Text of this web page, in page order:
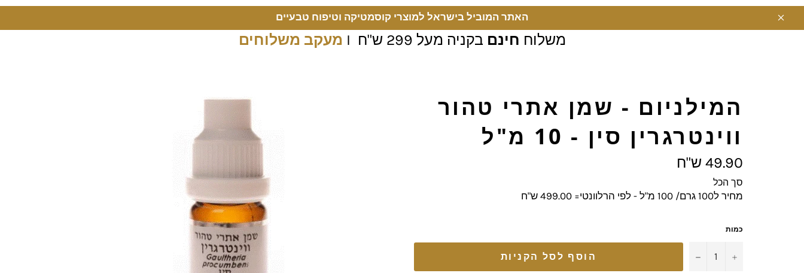
האתר המוביל בישראל למוצרי קוסמטיקה וטיפוח טבעיים
משלוח חינם בקניה מעל 299 ש"ח I מעקב משלוחים
המילניום - שמן אתרי טהור
ווינטרגרין סין - 10 מ"ל
מחיר
מלא
49.90 ש"ח
סך הכל
מחיר ל100 גרם/ 100 מ"ל - לפי הרלוונטי= 499.00 ש"ח
כמות
− + הוסף לסל הקניות